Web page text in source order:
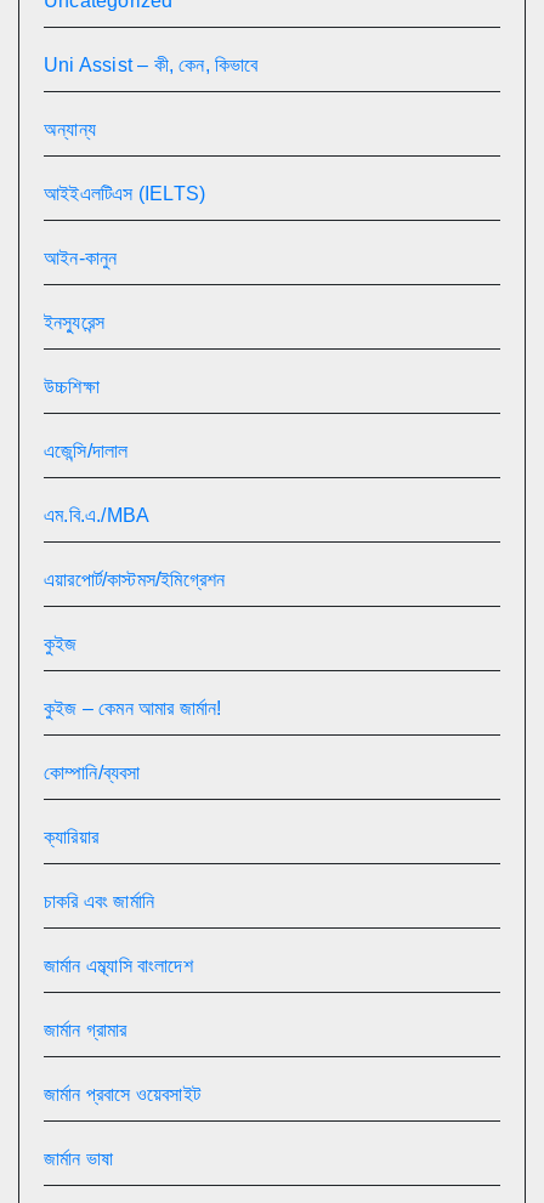
Uni Assist – কী, কেন, কিভাবে
অন্যান্য
আইইএলটিএস (IELTS)
আইন-কানুন
ইনস্যুরেন্স
উচ্চশিক্ষা
এজেন্সি/দালাল
এম.বি.এ./MBA
এয়ারপোর্ট/কাস্টমস/ইমিগ্রেশন
কুইজ
কুইজ – কেমন আমার জার্মান!
কোম্পানি/ব্যবসা
ক্যারিয়ার
চাকরি এবং জার্মানি
জার্মান এম্ব্যাসি বাংলাদেশ
জার্মান গ্রামার
জার্মান প্রবাসে ওয়েবসাইট
জার্মান ভাষা